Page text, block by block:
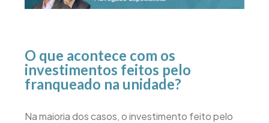
O que acontece com os
investimentos feitos pelo
franqueado na unidade?
Na maioria dos casos, o investimento feito pelo